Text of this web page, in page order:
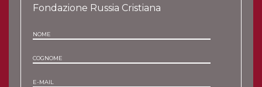
Fondazione Russia Cristiana
NOME
COGNOME
E-MAIL